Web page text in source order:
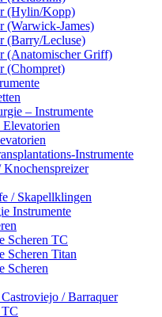
(Hylin/Kopp)
(Warwick-James)
(Barry/Lecluse)
(Anatomischer Griff)
(Chompret)
– Instrumente
Elevatorien
Instrumente
Knochenspreizer
/ Skapellklingen
Instrumente
Scheren TC
Scheren Titan
Scheren
/ Barraquer